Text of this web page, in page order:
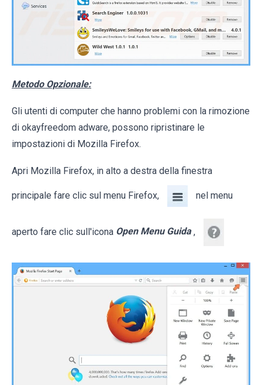
Metodo Opzionale:
Gli utenti di computer che hanno problemi con la rimozione
di okayfreedom adware, possono ripristinare le
impostazioni di Mozilla Firefox.
Apri Mozilla Firefox, in alto a destra della finestra
principale fare clic sul menu Firefox, nel menu
aperto fare clic sull'icona Open Menu Guida ,